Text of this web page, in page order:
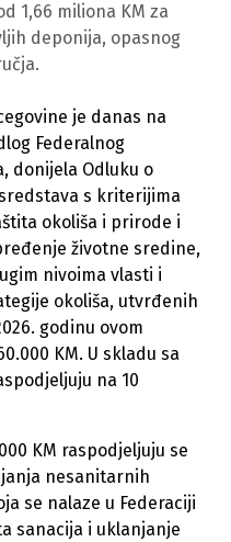
1,66 miliona KM za
deponija, opasnog
je danas na
Federalnog
donijela Odluku o
s kriterijima
okoliša i prirode i
životne sredine,
nivoima vlasti i
okoliša, utvrđenih
godinu ovom
KM. U skladu sa
na 10
KM raspodjeljuju se
nesanitarnih
se nalaze u Federaciji
sanacija i uklanjanje